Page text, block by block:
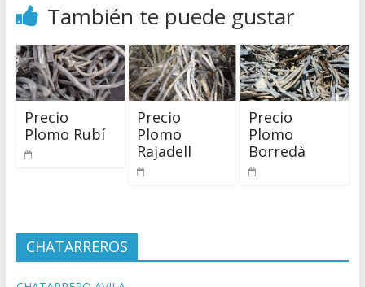
También te puede gustar
Precio
Plomo Rubí
Precio
Plomo
Rajadell
Precio
Plomo
Borredà
CHATARREROS